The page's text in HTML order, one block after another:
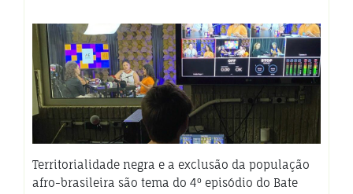
Territorialidade negra e a exclusão da população
afro-brasileira são tema do 4º episódio do Bate